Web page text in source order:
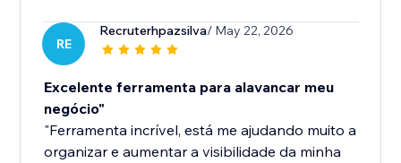
RE
Recruterhpazsilva/ May 22, 2026
Excelente ferramenta para alavancar meu
negócio"
"Ferramenta incrível, está me ajudando muito a
organizar e aumentar a visibilidade da minha